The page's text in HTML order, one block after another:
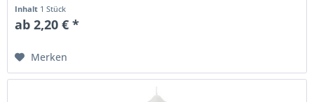
Inhalt 1 Stück
ab 2,20 € *
Merken